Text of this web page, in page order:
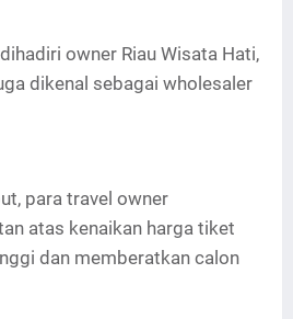
owner Riau Wisata Hati,
dikenal sebagai wholesaler
para travel owner
atas kenaikan harga tiket
dan memberatkan calon